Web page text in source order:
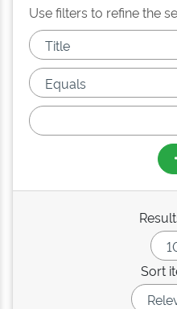
Use filters to refine the
Sort